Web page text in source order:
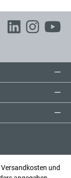
Versandkosten und